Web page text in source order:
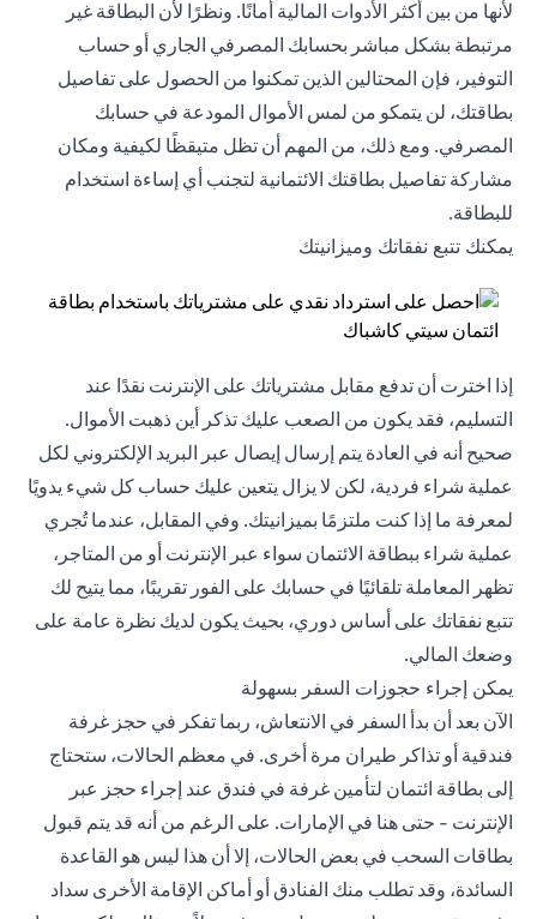
لأنها من بين أكثر الأدوات المالية أمانًا. ونظرًا لأن البطاقة غير
مرتبطة بشكل مباشر بحسابك المصرفي الجاري أو حساب
التوفير، فإن المحتالين الذين تمكنوا من الحصول على تفاصيل
بطاقتك، لن يتمكو من لمس الأموال المودعة في حسابك
المصرفي. ومع ذلك، من المهم أن تظل متيقظًا لكيفية ومكان
مشاركة تفاصيل بطاقتك الائتمانية لتجنب أي إساءة استخدام
للبطاقة.
يمكنك تتبع نفقاتك وميزانيتك
إذا اخترت أن تدفع مقابل مشترياتك على الإنترنت نقدًا عند
التسليم، فقد يكون من الصعب عليك تذكر أين ذهبت الأموال.
صحيح أنه في العادة يتم إرسال إيصال عبر البريد الإلكتروني لكل
عملية شراء فردية، لكن لا يزال يتعين عليك حساب كل شيء يدويًا
لمعرفة ما إذا كنت ملتزمًا بميزانيتك. وفي المقابل، عندما تُجري
عملية شراء ببطاقة الائتمان سواء عبر الإنترنت أو من المتاجر،
تظهر المعاملة تلقائيًا في حسابك على الفور تقريبًا، مما يتيح لك
تتبع نفقاتك على أساس دوري، بحيث يكون لديك نظرة عامة على
وضعك المالي.
يمكن إجراء حجوزات السفر بسهولة
الآن بعد أن بدأ السفر في الانتعاش، ربما تفكر في حجز غرفة
فندقية أو تذاكر طيران مرة أخرى. في معظم الحالات، ستحتاج
إلى بطاقة ائتمان لتأمين غرفة في فندق عند إجراء حجز عبر
الإنترنت - حتى هنا في الإمارات. على الرغم من أنه قد يتم قبول
بطاقات السحب في بعض الحالات، إلا أن هذا ليس هو القاعدة
السائدة، وقد تطلب منك الفنادق أو أماكن الإقامة الأخرى سداد